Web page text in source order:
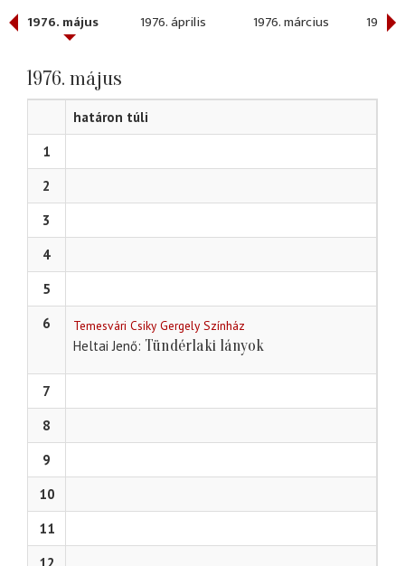
1976. május 1976. április 1976. március 1976.
1976. május
határon túli
1
2
3
4
5
6
Temesvári Csiky Gergely Színház
Heltai Jenő Tündérlaki lányok
7
8
9
10
11